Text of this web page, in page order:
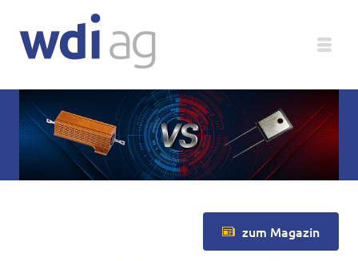
Unternehmen
Produkte
Service
zum Magazin